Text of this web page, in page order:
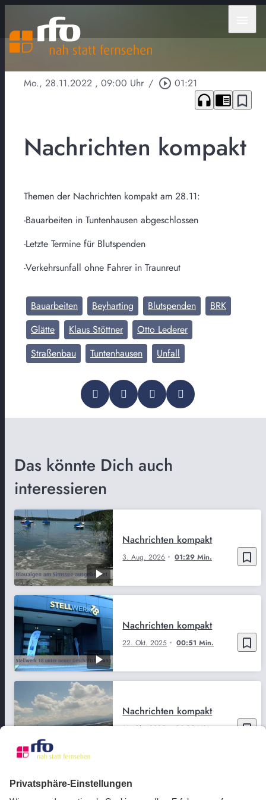
Mo., 28.11.2022 , 09:00 Uhr / play_circle_outline 01:21
headphones chrome_reader_mode bookmark_border
Nachrichten kompakt
Themen der Nachrichten kompakt am 28.11:
-Bauarbeiten in Tuntenhausen abgeschlossen
-Letzte Termine für Blutspenden
-Verkehrsunfall ohne Fahrer in Traunreut
Bauarbeiten Beyharting Blutspenden
BRK
Glätte
Klaus Stöttner
Otto Lederer
Straßenbau
Tuntenhausen Unfall
Das könnte Dich auch
interessieren
bookmark_border
3. Aug. 2026 01:29 Min.
Nachrichten kompakt
bookmark_border
22. Okt. 2025 00:51 Min.
Nachrichten kompakt
bookmark_border
16. Okt. 2025 01:23 Min.
Nachrichten kompakt
Nachrichten kompakt